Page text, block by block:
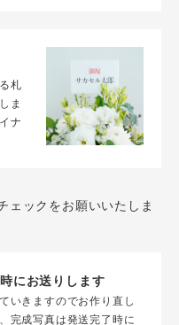
札
ま
ナ
ェックをお願いいたしま
にお送りします
いきますのでお作り直し
完成写真は発送完了時に